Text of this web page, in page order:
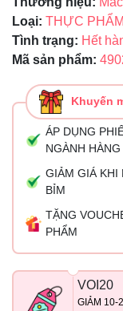
Loại: THỰC PHẨM
Tình trạng: Hết
Mã sản phẩm:
Khuyến
ÁP DỤNG
NGÀNH HÀNG
GIẢM GIÁ KHI
BỈM
TẶNG
PHẨM
VOI20
GIẢM 10-